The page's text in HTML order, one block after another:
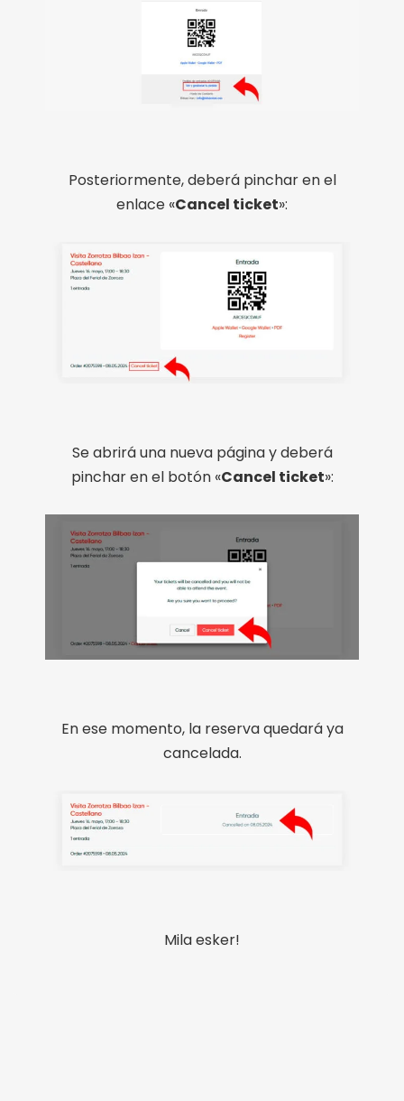
Posteriormente, deberá pinchar en el
enlace «Cancel ticket»:
Se abrirá una nueva página y deberá
pinchar en el botón «Cancel ticket»:
En ese momento, la reserva quedará ya
cancelada.
Mila esker!